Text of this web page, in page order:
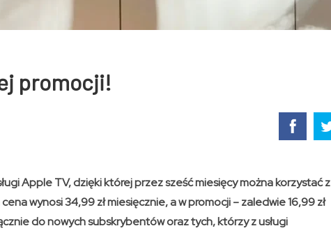
promocji!
Apple TV, dzięki której przez sześć miesięcy można korzystać z
wynosi 34,99 zł miesięcznie, a w promocji – zaledwie 16,99 zł
do nowych subskrybentów oraz tych, którzy z usługi